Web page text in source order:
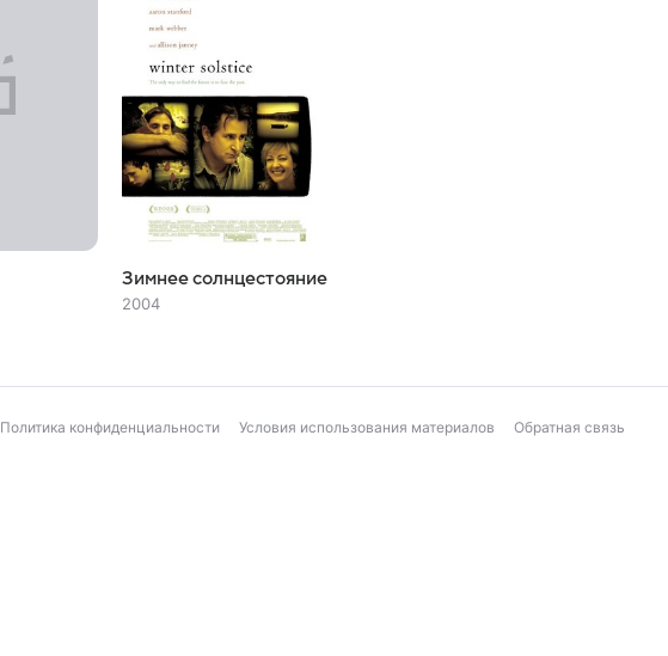
Зимнее солнцестояние
2004
Политика конфиденциальности Условия использования материалов Обратная связь